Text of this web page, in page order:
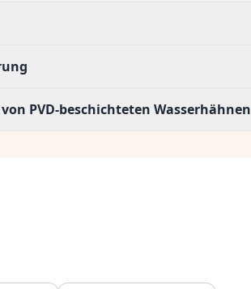
PVD-beschichteten Wasserhähnen